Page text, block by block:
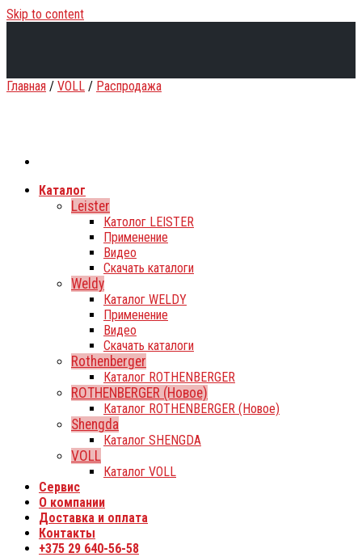
Skip to content
Каталог
Leister
Католог LEISTER
Применение
Видео
Скачать каталоги
Weldy
Каталог WELDY
Применение
Видео
Скачать каталоги
Rothenberger
Каталог ROTHENBERGER
ROTHENBERGER (Новое)
Каталог ROTHENBERGER (Новое)
Shengda
Каталог SHENGDA
VOLL
Каталог VOLL
Сервис
О компании
Доставка и оплата
Контакты
+375 29 640-56-58
Главная / VOLL / Распродажа